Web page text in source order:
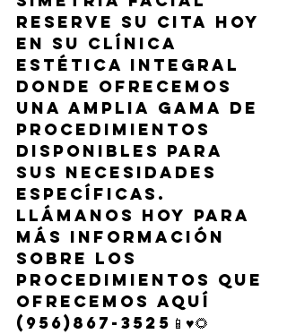
Reserve su cita hoy
en su clínica
estética integral
donde ofrecemos
una amplia gama de
procedimientos
disponibles para
sus necesidades
específicas.
Llámanos hoy para
más información
sobre los
procedimientos que
ofrecemos aquí
(956)867-3525📱♥️🌻